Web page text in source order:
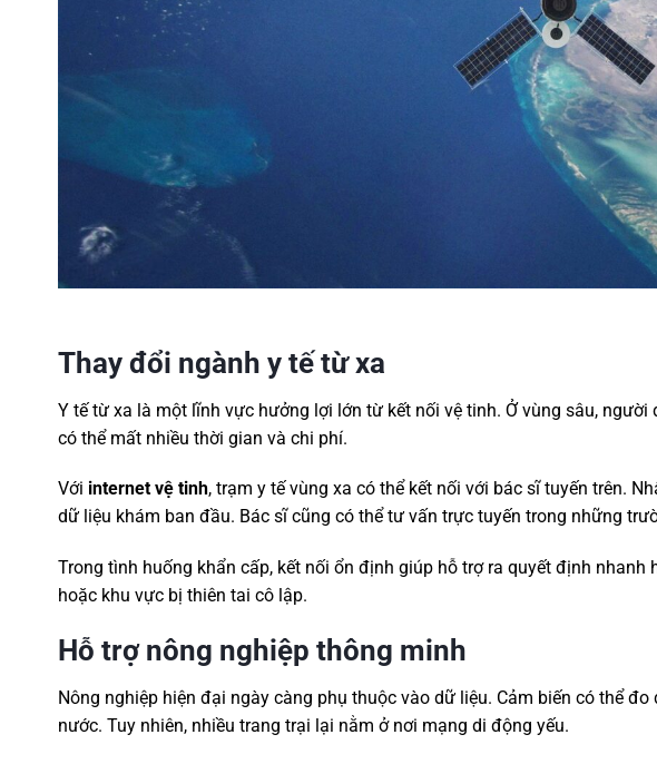
Thay đổi ngành y tế từ xa
Y tế từ xa là một lĩnh vực hưởng lợi lớn từ kết nối vệ tinh. Ở vùng sâu,
có thể mất nhiều thời gian và chi phí.
Với internet vệ tinh, trạm y tế vùng xa có thể kết nối với bác sĩ tuyến trên.
dữ liệu khám ban đầu. Bác sĩ cũng có thể tư vấn trực tuyến trong những
Trong tình huống khẩn cấp, kết nối ổn định giúp hỗ trợ ra quyết định
hoặc khu vực bị thiên tai cô lập.
Hỗ trợ nông nghiệp thông minh
Nông nghiệp hiện đại ngày càng phụ thuộc vào dữ liệu. Cảm biến có thể
nước. Tuy nhiên, nhiều trang trại lại nằm ở nơi mạng di động yếu.